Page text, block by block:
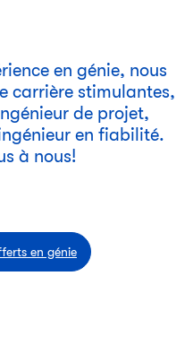
en génie, nous
carrière stimulantes,
de projet,
en fiabilité.
à nous!
en génie